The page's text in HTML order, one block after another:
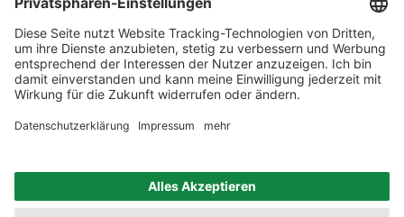
Beratung unter
+49 421 696 797-0
1.000 Winzer –
Über 7.000 Weine
Weinhändler
des Jahres 2022